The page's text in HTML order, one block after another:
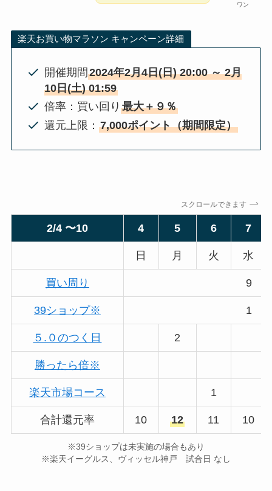
ワン
楽天お買い物マラソン キャンペーン詳細
開催期間2024年2月4日(日) 20:00 ～ 2月
10日(土) 01:59
倍率：買い回り 最大＋９％
還元上限： 7,000ポイント（期間限定）
スクロールできます
2/4 〜10 4 5 6 7
日 月 火 水
買い周り 9
39ショップ※ 1
５.０のつく日 2
勝ったら倍※
楽天市場コース 1
合計還元率 10 12 11 10
※39ショップは未実施の場合もあり
※楽天イーグルス、ヴィッセル神戸 試合日 なし